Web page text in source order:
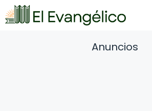
Saltar
al
Anuncios